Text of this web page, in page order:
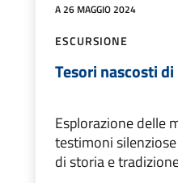
A 26 MAGGIO 2024
ESCURSIONE
Tesori nascosti
Esplorazione delle
testimoni
di storia e